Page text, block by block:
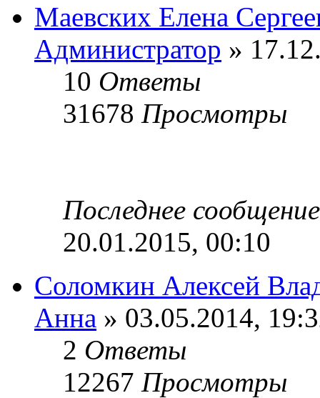
Маевских Елена
Администратор »
10 Ответы
31678 Просмотры
Последнее
20.01.2015, 00:10
Соломкин Алексей
Анна » 03.05.2014,
2 Ответы
12267 Просмотры